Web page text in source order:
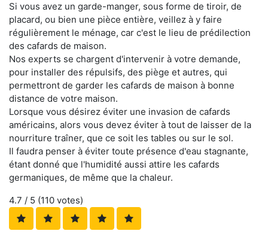
Si vous avez un garde-manger, sous forme de tiroir, de
placard, ou bien une pièce entière, veillez à y faire
régulièrement le ménage, car c'est le lieu de prédilection
des cafards de maison.
Nos experts se chargent d'intervenir à votre demande,
pour installer des répulsifs, des piège et autres, qui
permettront de garder les cafards de maison à bonne
distance de votre maison.
Lorsque vous désirez éviter une invasion de cafards
américains, alors vous devez éviter à tout de laisser de la
nourriture traîner, que ce soit les tables ou sur le sol.
Il faudra penser à éviter toute présence d'eau stagnante,
étant donné que l'humidité aussi attire les cafards
germaniques, de même que la chaleur.
4.7 / 5 (110 votes)